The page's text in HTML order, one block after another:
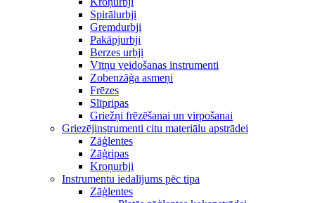
Spirālurbji
Gremdurbji
Pakāpjurbji
Berzes urbji
Vītņu veidošanas instrumenti
Zobenzāģa asmeņi
Frēzes
Slīpripas
Griežņi frēzēšanai un virpošanai
Griezējinstrumenti citu materiālu apstrādei
Zāģlentes
Zāģripas
Kroņurbji
Instrumentu iedalījums pēc tipa
Zāģlentes